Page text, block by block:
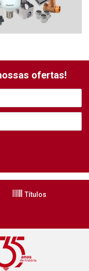
ofertas!
Títulos